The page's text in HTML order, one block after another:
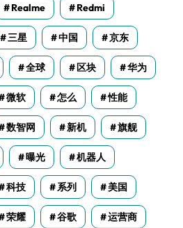
Realme Redmi
三星 中国 京东
全球 区块 华为
微软 怎么 性能
数智网 新机 旗舰
曝光 机器人
科技 系列 美国
荣耀 谷歌 运营商